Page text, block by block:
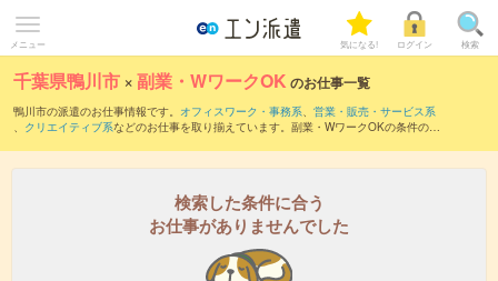
メニュー 気になる! ログイン 検索
千葉県鴨川市 ×副業・WワークOK のお仕事一覧
鴨川市の派遣のお仕事情報です。 オフィスワーク・事務系、 営業・販売・サービス系
、 クリエイティブ系などのお仕事を取り揃えています。副業・WワークOKの条件の他
検索した条件に合う
お仕事がありませんでした